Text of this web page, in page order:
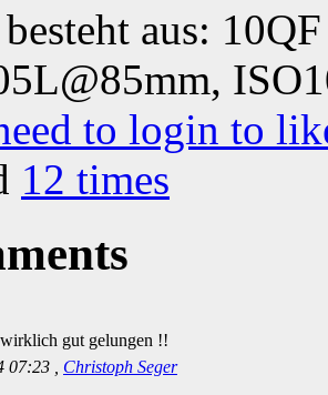
besteht aus:
to login to
12 times
gut gelungen !!
07:23 , Christoph Seger